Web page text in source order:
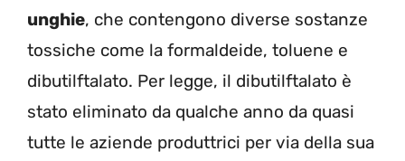
unghie, che contengono diverse sostanze
tossiche come la formaldeide, toluene e
dibutilftalato. Per legge, il dibutilftalato è
stato eliminato da qualche anno da quasi
tutte le aziende produttrici per via della sua